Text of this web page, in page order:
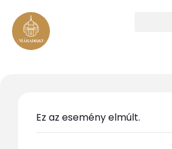
Ez az esemény elmúlt.